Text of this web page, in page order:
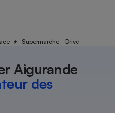
Supermarché - Drive
Aigurande
des
Additifs
Organismes de défense
Système judiciaire
Achat - Vente - Travaux
Démarche administrative
Train
Transport aérien